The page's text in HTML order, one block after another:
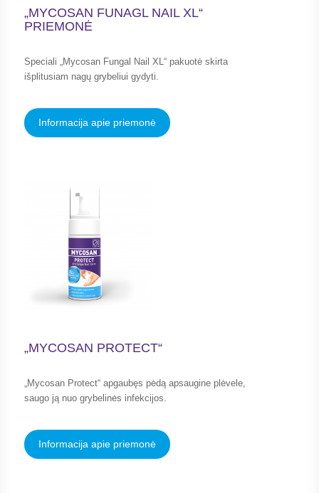
„MYCOSAN FUNAGL NAIL XL“
PRIEMONĖ
Speciali „Mycosan Fungal Nail XL“ pakuotė skirta
išplitusiam nagų grybeliui gydyti.
Informacija apie priemonė
„MYCOSAN PROTECT“
„Mycosan Protect“ apgaubęs pėdą apsaugine plėvele,
saugo ją nuo grybelinės infekcijos.
Informacija apie priemonė